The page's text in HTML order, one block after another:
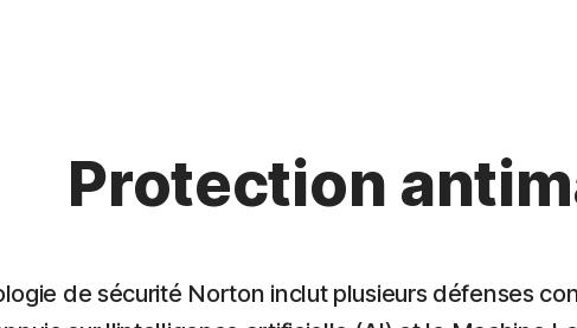
Protection
de sécurité Norton inclut plusieurs défenses